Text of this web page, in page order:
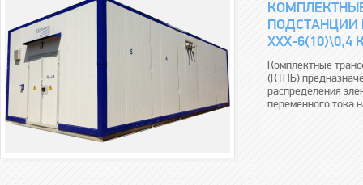
ПОДСТАНЦИИ
ХХХ-6(10)\0,4
Комплектные
(КТПБ)
распределения
переменного тока